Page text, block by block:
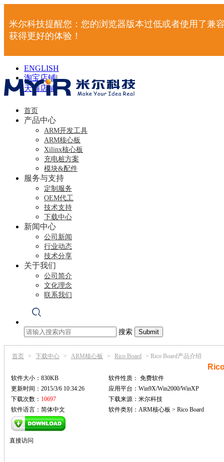
米尔科技提醒您：您的浏览器版本过低或者使用了兼
获得更好的体验！
ENGLISH
淘宝店铺|
天猫店铺 |
首页
产品中心
ARM开发工具
ARM核心板
Xilinx核心板
充电桩方案
模块&配件
服务与支持
定制服务
OEM代工
技术支持
下载中心
新闻中心
公司新闻
行业动态
技术分享
关于我们
公司简介
文化理念
联系我们
搜索
首页 > 下载中心 > ARM核心板 > Rico Board > Rico Board产品介绍
软件大小：830KB 软件性质： 免费软件
更新时间：2015/3/6 10:34:26
应用平台：Win9X/Win2000/WinXP
下载次数： 10697
下载来源：米尔科技
软件语言：简体中文
软件类别：ARM核心板 > Rico Board
直接访问